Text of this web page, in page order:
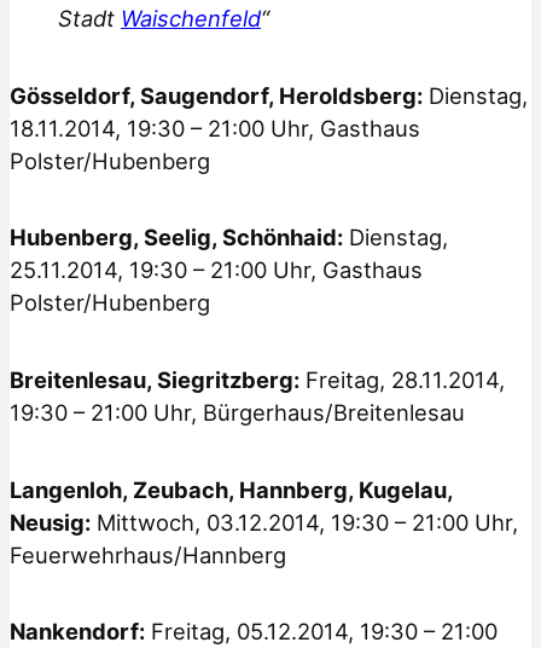
Stadt Waischenfeld“
Gösseldorf, Saugendorf, Heroldsberg: Dienstag,
18.11.2014, 19:30 – 21:00 Uhr, Gasthaus
Polster/Hubenberg
Hubenberg, Seelig, Schönhaid: Dienstag,
25.11.2014, 19:30 – 21:00 Uhr, Gasthaus
Polster/Hubenberg
Breitenlesau, Siegritzberg: Freitag, 28.11.2014,
19:30 – 21:00 Uhr, Bürgerhaus/Breitenlesau
Langenloh, Zeubach, Hannberg, Kugelau,
Neusig: Mittwoch, 03.12.2014, 19:30 – 21:00 Uhr,
Feuerwehrhaus/Hannberg
Nankendorf: Freitag, 05.12.2014, 19:30 – 21:00